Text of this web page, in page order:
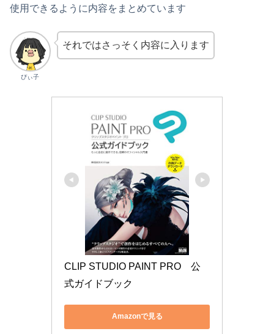
使用できるように内容をまとめています
ぴぃ子
それではさっそく内容に入ります
CLIP STUDIO PAINT PRO　公
式ガイドブック
Amazonで見る